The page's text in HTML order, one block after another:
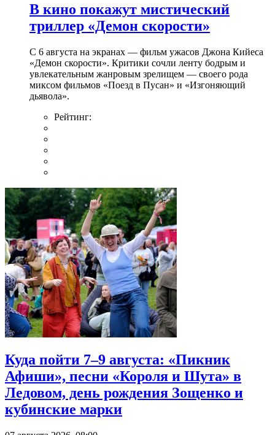
В кино покажут мистический
триллер «Демон скорости»
С 6 августа на экранах — фильм ужасов Джона Кийеса
«Демон скорости». Критики сочли ленту бодрым и
увлекательным жанровым зрелищeм — своего рода
миксом фильмов «Поезд в Пусан» и «Изгоняющий
дьявола».
Рейтинг:
Куда пойти 7–9 августа: «Пикник
Афиши», песни «Короля и Шута» в
Ледовом, день рождения Зощенко и
кубинские марки